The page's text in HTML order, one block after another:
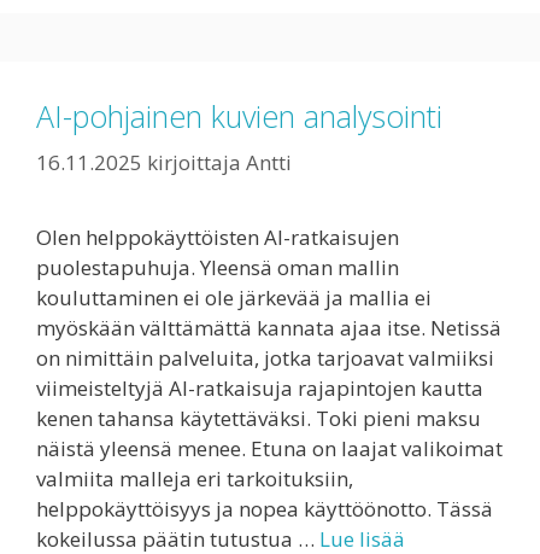
AI-pohjainen kuvien analysointi
16.11.2025 kirjoittaja Antti
Olen helppokäyttöisten AI-ratkaisujen
puolestapuhuja. Yleensä oman mallin
kouluttaminen ei ole järkevää ja mallia ei
myöskään välttämättä kannata ajaa itse. Netissä
on nimittäin palveluita, jotka tarjoavat valmiiksi
viimeisteltyjä AI-ratkaisuja rajapintojen kautta
kenen tahansa käytettäväksi. Toki pieni maksu
näistä yleensä menee. Etuna on laajat valikoimat
valmiita malleja eri tarkoituksiin,
helppokäyttöisyys ja nopea käyttöönotto. Tässä
kokeilussa päätin tutustua … Lue lisää